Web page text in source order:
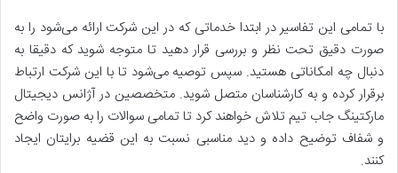
با تمامی این تفاسیر در ابتدا خدماتی که در این شرکت ارائه می‌شود را به
صورت دقیق تحت نظر و بررسی قرار دهید تا متوجه شوید که دقیقا به
دنبال چه امکاناتی هستید. سپس توصیه می‌شود تا با این شرکت ارتباط
برقرار کرده و به کارشناسان متصل شوید. متخصصین در آژانس دیجیتال
مارکتینگ جاب تیم تلاش خواهند کرد تا تمامی سوالات را به صورت واضح
و شفاف توضیح داده و دید مناسبی نسبت به این قضیه برایتان ایجاد
کنند.